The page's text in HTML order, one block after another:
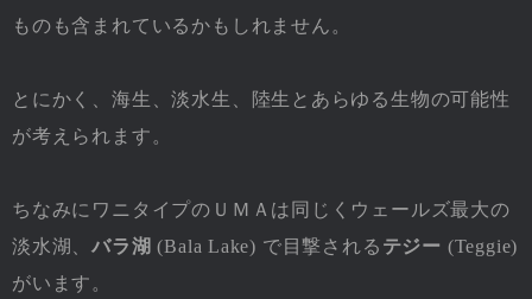
ものも含まれているかもしれません。
とにかく、海生、淡水生、陸生とあらゆる生物の可能性
が考えられます。
ちなみにワニタイプのＵＭＡは同じくウェールズ最大の
淡水湖、バラ湖 (Bala Lake) で目撃される テジー (Teggie)
がいます。